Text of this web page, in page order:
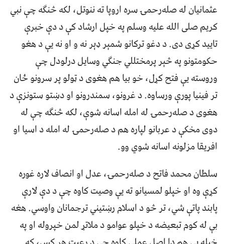
عثمانیان له صله‌رحمۍ سره اروپا ته ننوتل، لکه څنګه چې نبي
کریم صلی الله علیه وسلم په خپل ارشاد کې د دې خبرې
تایید کړی دی. د دغو ترکانو شمېر ډېر نه و او نه یې د هغو
حکومتونو په څېر پرمختللي جنګي وسایل درلودل چې
وروسته یې فتح کړل، خو بیا هم هغوی د ټولو پر سرونو ځان
تر فینیا پورې ورساوه. د غرونو، سمندرونو او دښتو ستونزې د
هغوی د صله‌رحمۍ له امله اسانه شوې، لکه څنګه چې له
دوی مخکې د عربانو لپاره هم د صله‌رحمۍ له امله د اسیا او
افریقا مزلونه اسانه شوي وو.
سلطان محمد فاتح د صله‌رحمۍ، عدل او انصاف لاره غوره
کړې وه او خپلو لمسیانو ته یې وصیت کاوه چې د دې لارې
پابند پاتې شي، تر څو د اسلام رښتيني ترجمانان واوسي. هغه
بې له کوم تبعیضه د خپلو عوامو د ملاتړ لمن خپروله او په